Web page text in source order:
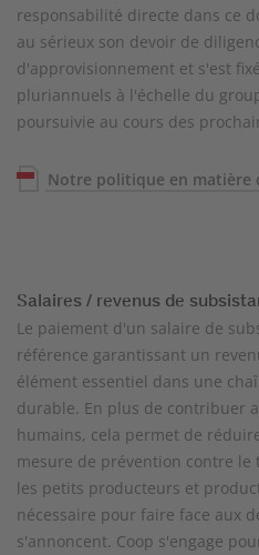
responsabilité directe dans ce
au sérieux son devoir de
d'approvisionnement et s'est
pluriannuels à l'échelle du
poursuivie au cours des
Notre politique en matière
Salaires / revenus de
Le paiement d'un salaire de
référence garantissant un
élément essentiel dans une
durable. En plus de contribuer
humains, cela permet de
mesure de prévention contre le
les petits producteurs et
nécessaire pour faire face aux
s'annoncent. Coop s'engage